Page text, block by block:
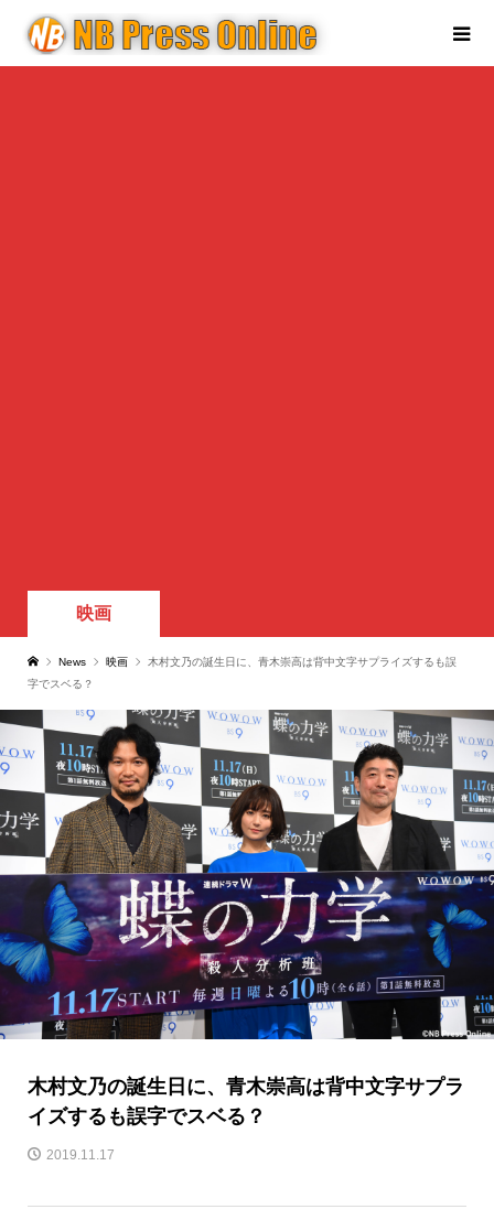
映画
News 映画
木村文乃の誕生日に、青木崇高は背中文字サプライズするも誤
字でスベる？
木村文乃の誕生日に、青木崇高は背中文字サプラ
イズするも誤字でスベる？
2019.11.17